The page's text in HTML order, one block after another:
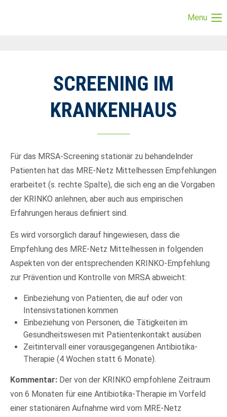
Register|Lost your password?
Support
Lorem ipsum dolor sit amet:
24h/ 365days
We offer support for our customers
Mon - Fri 8:00am - 5:00pm(GMT +1)
Get in touch
376-293 City Road, Suite 600
San Francisco, CA 94102
Menu
SCREENING IM
KRANKENHAUS
Für das MRSA-Screening stationär zu behandelnder
Patienten hat das MRE-Netz Mittelhessen Empfehlungen
erarbeitet (s. rechte Spalte), die sich eng an die Vorgaben
der KRINKO anlehnen, aber auch aus empirischen
Erfahrungen heraus definiert sind.
Es wird vorsorglich darauf hingewiesen, dass die
Empfehlung des MRE-Netz Mittelhessen in folgenden
Aspekten von der entsprechenden KRINKO-Empfehlung
zur Prävention und Kontrolle von MRSA abweicht:
Einbeziehung von Patienten, die auf oder von
Intensivstationen kommen
Einbeziehung von Personen, die Tätigkeiten im
Gesundheitswesen mit Patientenkontakt ausüben
Zeitintervall einer vorausgegangenen Antibiotika-
Therapie (4 Wochen statt 6 Monate).
Kommentar: Der von der KRINKO empfohlene Zeitraum
von 6 Monaten für eine Antibiotika-Therapie im Vorfeld
einer stationären Aufnahme wird vom MRE-Netz